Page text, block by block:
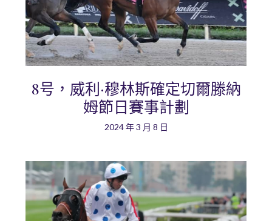
8号，威利·穆林斯確定切爾滕納
姆節日賽事計劃
2024 年 3 月 8 日